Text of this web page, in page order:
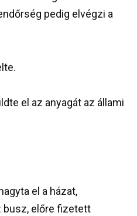
pedig elvégzi a
el az anyagát az állami
el a házat,
előre fizetett